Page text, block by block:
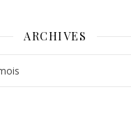
ARCHIVES